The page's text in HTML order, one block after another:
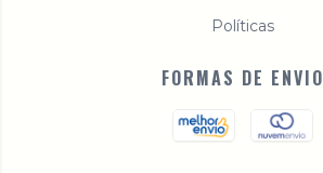
Políticas
FORMAS DE ENVIO